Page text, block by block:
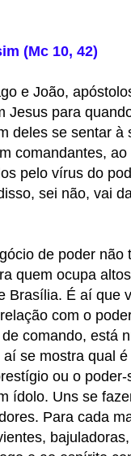
(Mc 10, 42)
e João,
Jesus para
deles se sentar à
comandantes, ao
pelo vírus do
sei não, vai
de poder não
quem ocupa
Brasília. É aí que
com o
comando, está
se mostra qual
ou o poder-
ídolo. Uns se
Para cada
bajuladoras,